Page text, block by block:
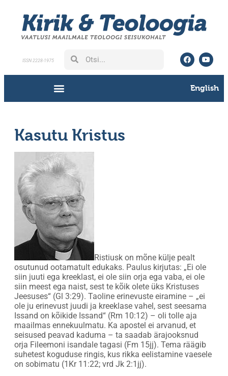
ISSN 2228-1975
English
Kasutu Kristus
Ristiusk on mõne külje pealt
osutunud ootamatult edukaks. Paulus kirjutas: „Ei ole
siin juuti ega kreeklast, ei ole siin orja ega vaba, ei ole
siin meest ega naist, sest te kõik olete üks Kristuses
Jeesuses“ (Gl 3:29). Taoline erinevuste eiramine – „ei
ole ju erinevust juudi ja kreeklase vahel, sest seesama
Issand on kõikide Issand“ (Rm 10:12) – oli tolle aja
maailmas ennekuulmatu. Ka apostel ei arvanud, et
seisused peavad kaduma – ta saadab ärajooksnud
orja Fileemoni isandale tagasi (Fm 15jj). Tema räägib
suhetest koguduse ringis, kus rikka eelistamine vaesele
on sobimatu (1Kr 11:22; vrd Jk 2:1jj).